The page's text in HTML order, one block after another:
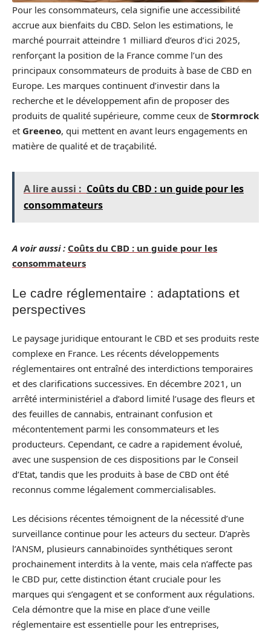
Pour les consommateurs, cela signifie une accessibilité
accrue aux bienfaits du CBD. Selon les estimations, le
marché pourrait atteindre 1 milliard d’euros d’ici 2025,
renforçant la position de la France comme l’un des
principaux consommateurs de produits à base de CBD en
Europe. Les marques continuent d’investir dans la
recherche et le développement afin de proposer des
produits de qualité supérieure, comme ceux de Stormrock
et Greeneo, qui mettent en avant leurs engagements en
matière de qualité et de traçabilité.
A lire aussi : Coûts du CBD : un guide pour les
consommateurs
A voir aussi : Coûts du CBD : un guide pour les
consommateurs
Le cadre réglementaire : adaptations et
perspectives
Le paysage juridique entourant le CBD et ses produits reste
complexe en France. Les récents développements
réglementaires ont entraîné des interdictions temporaires
et des clarifications successives. En décembre 2021, un
arrêté interministériel a d’abord limité l’usage des fleurs et
des feuilles de cannabis, entrainant confusion et
mécontentement parmi les consommateurs et les
producteurs. Cependant, ce cadre a rapidement évolué,
avec une suspension de ces dispositions par le Conseil
d’Etat, tandis que les produits à base de CBD ont été
reconnus comme légalement commercialisables.
Les décisions récentes témoignent de la nécessité d’une
surveillance continue pour les acteurs du secteur. D’après
l’ANSM, plusieurs cannabinoïdes synthétiques seront
prochainement interdits à la vente, mais cela n’affecte pas
le CBD pur, cette distinction étant cruciale pour les
marques qui s’engagent et se conforment aux régulations.
Cela démontre que la mise en place d’une veille
réglementaire est essentielle pour les entreprises,